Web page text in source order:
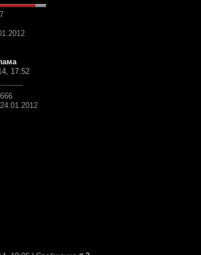
17:52
666
24.01.2012